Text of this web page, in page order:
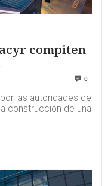
compiten
0
las autoridades de
construcción de una